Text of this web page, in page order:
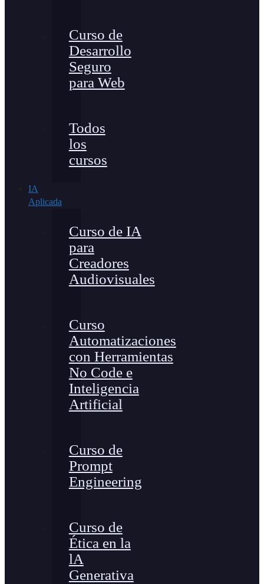
Curso de
Desarrollo
Seguro
para Web
Todos
los
cursos
IA
Aplicada
Curso de IA
para
Creadores
Audiovisuales
Curso
Automatizaciones
con Herramientas
No Code e
Inteligencia
Artificial
Curso de
Prompt
Engineering
Curso de
Ética en la
lA
Generativa